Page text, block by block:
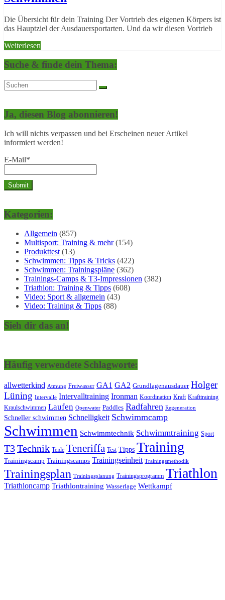
Die Übersicht für dein Training Der Vortrieb des eigenen Körpers ist
das Hauptziel der Ausdauersportarten. Und da wir diesen Vortrieb
Weiterlesen
Suche & finde dein Thema:
Ja, diesen Blog abonnieren!
Ich will nichts verpassen und bei Erscheinen neuer Artikel
informiert werden!
E-Mail*
Kategorien:
Allgemein (857)
Multisport: Training & mehr(154)
Produkttest(13)
Schwimmen: Tipps & Tricks (422)
Schwimmen: Trainingspläne (362)
Trainings-Camps & T3-Impressionen (382)
Triathlon: Training & Tipps (608)
Video: Sport & allgemein (43)
Video: Training & Tipps (88)
Sieh dir das an!
Häufig verwendete Schlagworte:
allwetterkind Atmung Freiwasser GA1 GA2 Grundlagenausdauer Holger
Lüning Intervalle Intervalltraining Ironman Koordination Kraft Krafttraining
Kraulschwimmen Laufen Openwater Paddles Radfahren Regeneration
Schneller schwimmen Schnelligkeit Schwimmcamp
Schwimmen Schwimmtechnik Schwimmtraining Sport
T3Technik Teide Teneriffa Test Tipps Training
Trainingscamp Trainingscamps Trainingseinheit Trainingsmethodik
Trainingsplan Trainingsplanung Trainingsprogramm Triathlon
Triathloncamp Triathlontraining Wasserlage Wettkampf